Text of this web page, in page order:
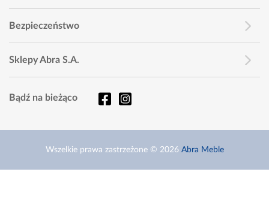
Bezpieczeństwo
Sklepy Abra S.A.
Bądź na bieżąco
Wszelkie prawa zastrzeżone © 2026 Abra Meble